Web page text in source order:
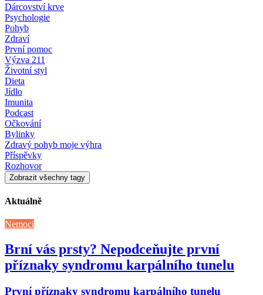
Dárcovství krve
Psychologie
Pohyb
Zdraví
První pomoc
Výzva 211
Životní styl
Dieta
Jídlo
Imunita
Podcast
Očkování
Bylinky
Zdravý pohyb moje výhra
Příspěvky
Rozhovor
Zobrazit všechny tagy
Aktuálně
Nemoci
Brní vás prsty? Nepodceňujte první
příznaky syndromu karpálního tunelu
První příznaky syndromu karpálního tunelu